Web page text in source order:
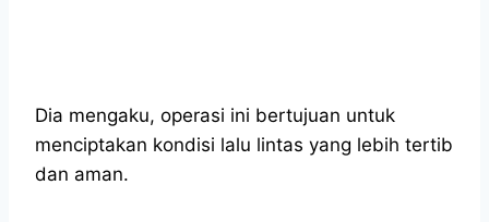
Dia mengaku, operasi ini bertujuan untuk
menciptakan kondisi lalu lintas yang lebih tertib
dan aman.